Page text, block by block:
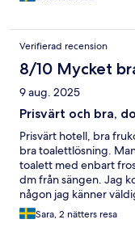
Verifierad recension
8/10 Mycket
9 aug. 2025
Prisvärt och bra,
Prisvärt hotell, bra
bra toalettlösning.
toalett med enbart
dm från sängen. Jag
någon jag känner
Sara, 2 nätters resa